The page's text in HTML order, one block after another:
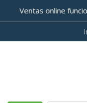
Ventas online